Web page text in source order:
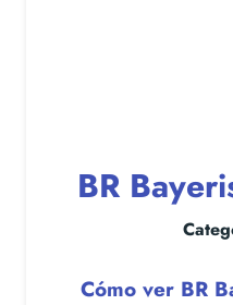
BR
Cómo ver BR